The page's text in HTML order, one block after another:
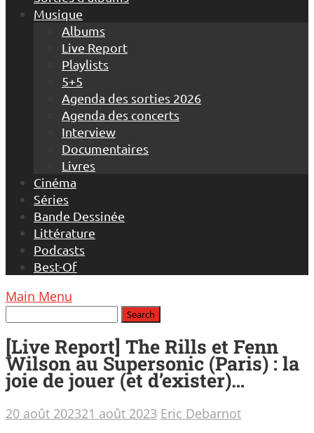
Musique
Albums
Live Report
Playlists
5+5
Agenda des sorties 2026
Agenda des concerts
Interview
Documentaires
Livres
Cinéma
Séries
Bande Dessinée
Littérature
Podcasts
Best-Of
Main Menu
[Live Report] The Rills et Fenn
Wilson au Supersonic (Paris) : la
joie de jouer (et d’exister)…
20 août 202321 août 2023 Eric Debarnot